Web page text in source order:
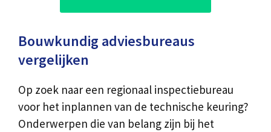
Bouwkundig adviesbureaus
vergelijken
Op zoek naar een regionaal inspectiebureau
voor het inplannen van de technische keuring?
Onderwerpen die van belang zijn bij het